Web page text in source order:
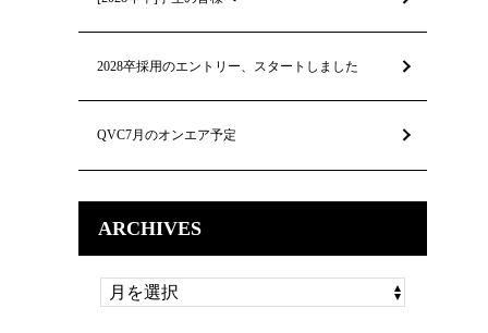
2028卒採用のエントリー、スタートしました
QVC7月のオンエア予定
ARCHIVES